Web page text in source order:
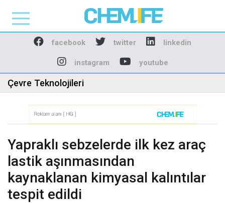
Chemlife - Basılı ve
facebook twitter linkedin
instagram youtube
Çevre Teknolojileri
Yapraklı sebzelerde ilk kez araç
lastik aşınmasından
kaynaklanan kimyasal kalıntılar
tespit edildi